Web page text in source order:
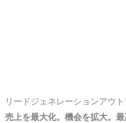
リードジェネレーションアウ
売上を最大化。機会を拡大。最